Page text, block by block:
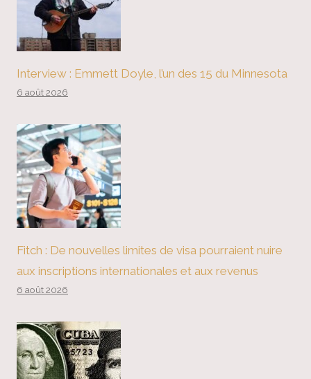
Interview : Emmett Doyle, l’un des 15 du Minnesota
6 août 2026
Fitch : De nouvelles limites de visa pourraient nuire
aux inscriptions internationales et aux revenus
6 août 2026